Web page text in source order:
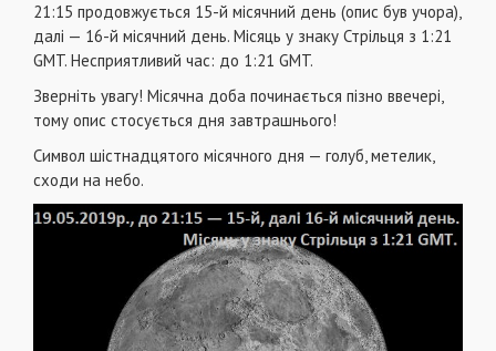
21:15 продовжується 15-й місячний день (опис був учора),
далі — 16-й місячний день. Місяць у знаку Стрільця з 1:21
GMT. Несприятливий час: до 1:21 GMT.
Зверніть увагу! Місячна доба починається пізно ввечері,
тому опис стосується дня завтрашнього!
Символ шістнадцятого місячного дня — голуб, метелик,
сходи на небо.